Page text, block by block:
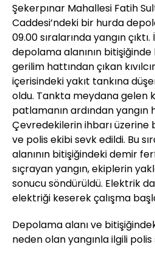
Şekerpınar Mahallesi Fatih
Caddesi’ndeki bir hurda
09.00 sıralarında yangın
depolama alanının
gerilim hattından çıkan
içerisindeki yakıt tankına
oldu. Tankta meydana gelen
patlamanın ardından yangın
Çevredekilerin ihbarı üzerine
ve polis ekibi sevk edildi. Bu
alanının bitişiğindeki demir
sıçrayan yangın, ekiplerin
sonucu söndürüldü. Elektrik
elektriği keserek çalışma
Depolama alanı ve
neden olan yangınla ilgili